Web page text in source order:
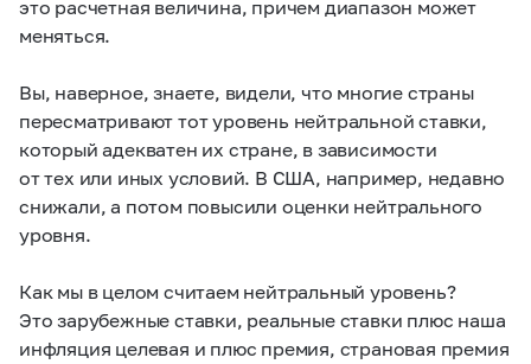
это расчетная величина, причем диапазон может
меняться.
Вы, наверное, знаете, видели, что многие страны
пересматривают тот уровень нейтральной ставки,
который адекватен их стране, в зависимости
от тех или иных условий. В США, например, недавно
снижали, а потом повысили оценки нейтрального
уровня.
Как мы в целом считаем нейтральный уровень?
Это зарубежные ставки, реальные ставки плюс наша
инфляция целевая и плюс премия, страновая премия